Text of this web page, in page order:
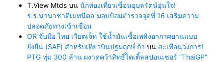
T.View Mtds บน นักท่องเที่ยวเขื่อนอุบลรัตน์อุ่นใจ!
ร.ร.นานาชาติเมทนีดล มอบป้อมตำรวจจุดที่ 16 เสริมความ
ปลอดภัยทางเข้าเขื่อน
OR จับมือ ไทย เวียตเจ็ท ใช้น้ำมันเชื้อเพลิงอากาศยานแบบ
ยั่งยืน (SAF) สำหรับเที่ยวบินปฐมฤกษ์ ก้า บน สะเทือนวงการ!
PTG ทุ่ม 300 ล้าน ผงาดคว้าสิทธิ์ไตเติ้ลสปอนเซอร์ “ThaiGP”